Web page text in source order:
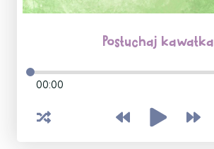
Posłuchaj kawałka
00:00